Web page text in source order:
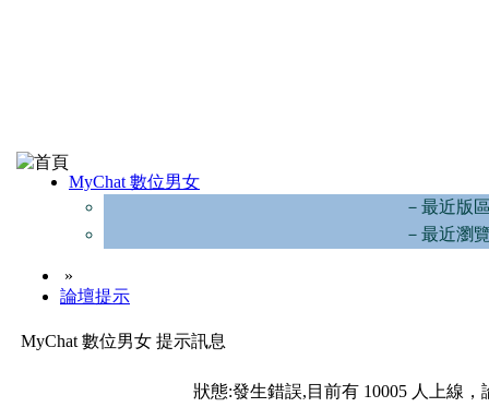
MyChat 數位男女
－最近版
－最近瀏
»
論壇提示
MyChat 數位男女 提示訊息
狀態:發生錯誤,目前有 10005 人上線